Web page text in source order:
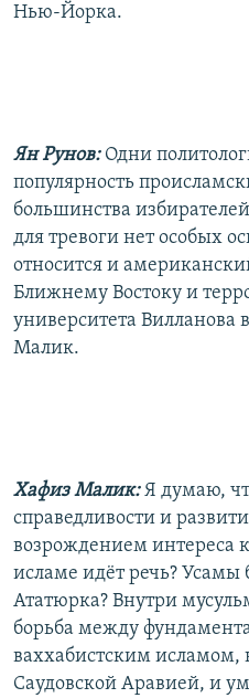
Нью-Йорка.
Ян Рунов: Одни
популярность
большинства
для тревоги нет особых
относится и
Ближнему Востоку и
университета
Малик.
Хафиз Малик:Я думаю,
справедливости и
возрождением интереса
исламе идёт речь?
Ататюрка? Внутри
борьба между
ваххабистским
Саудовской Аравией, и